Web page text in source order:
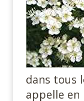
dans tous
appelle